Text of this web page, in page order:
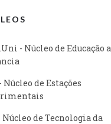
- Núcleo de Educação a
Núcleo de Estações
Núcleo de Tecnologia da